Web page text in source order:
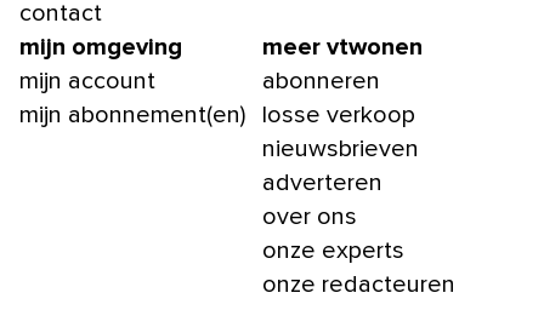
contact
mijn omgeving
mijn account
mijn abonnement(en)
meer vtwonen
abonneren
losse verkoop
nieuwsbrieven
adverteren
over ons
onze experts
onze redacteuren